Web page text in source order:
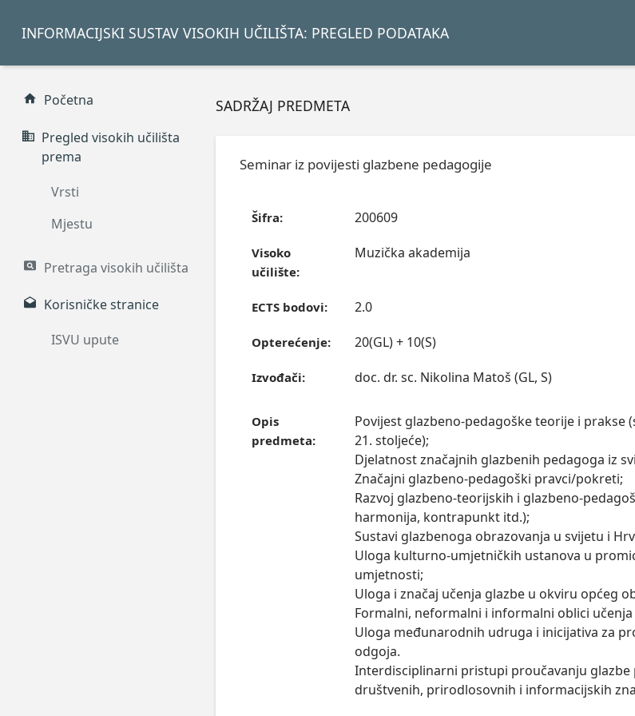
INFORMACIJSKI SUSTAV VISOKIH UČILIŠTA: PREGLED PODATAKA
Početna
Pregled visokih učilišta
prema
Vrsti
Mjestu
Pretraga visokih učilišta
Korisničke stranice
ISVU upute
SADRŽAJ PREDMETA
Seminar iz povijesti glazbene pedagogije
Šifra: 200609
Visoko
učilište:
Muzička akademija
ECTS bodovi: 2.0
Opterećenje: 20(GL) + 10(S)
Izvođači: doc. dr. sc. Nikolina Matoš (GL, S)
Opis
predmeta:
Povijest glazbeno-pedagoške teorije i prakse
21. stoljeće);
Djelatnost značajnih glazbenih pedagoga iz
Značajni glazbeno-pedagoški pravci/pokreti;
Razvoj glazbeno-teorijskih i glazbeno-
harmonija, kontrapunkt itd.);
Sustavi glazbenoga obrazovanja u svijetu i
Uloga kulturno-umjetničkih ustanova u
umjetnosti;
Uloga i značaj učenja glazbe u okviru općeg
Formalni, neformalni i informalni oblici učenja
Uloga međunarodnih udruga i inicijativa za
odgoja.
Interdisciplinarni pristupi proučavanju glazbe
društvenih, prirodlosovnih i informacijskih